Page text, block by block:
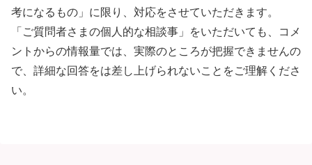
考になるもの」に限り、対応をさせていただきます。
「ご質問者さまの個人的な相談事」をいただいても、コメ
ントからの情報量では、実際のところが把握できませんの
で、詳細な回答をは差し上げられないことをご理解くださ
い。